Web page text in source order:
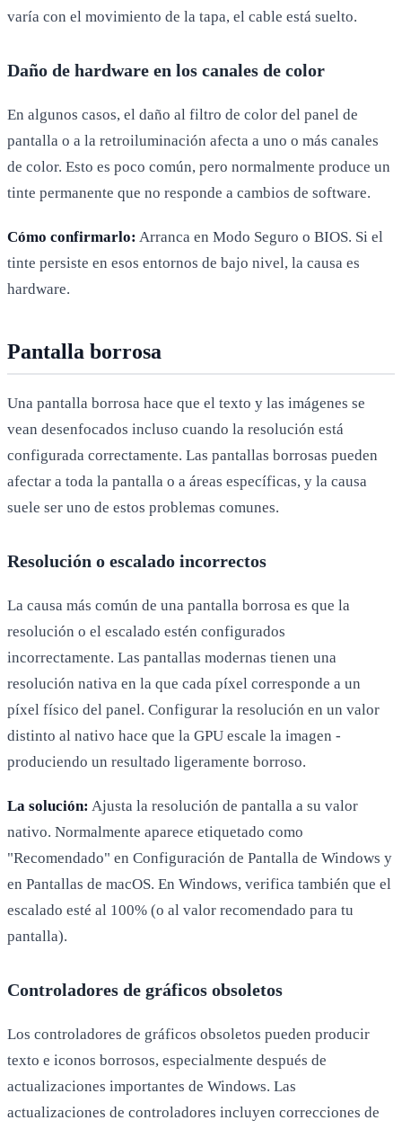
varía con el movimiento de la tapa, el cable está suelto.
Daño de hardware en los canales de color
En algunos casos, el daño al filtro de color del panel de
pantalla o a la retroiluminación afecta a uno o más canales
de color. Esto es poco común, pero normalmente produce un
tinte permanente que no responde a cambios de software.
Cómo confirmarlo: Arranca en Modo Seguro o BIOS. Si el
tinte persiste en esos entornos de bajo nivel, la causa es
hardware.
Pantalla borrosa
Una pantalla borrosa hace que el texto y las imágenes se
vean desenfocados incluso cuando la resolución está
configurada correctamente. Las pantallas borrosas pueden
afectar a toda la pantalla o a áreas específicas, y la causa
suele ser uno de estos problemas comunes.
Resolución o escalado incorrectos
La causa más común de una pantalla borrosa es que la
resolución o el escalado estén configurados
incorrectamente. Las pantallas modernas tienen una
resolución nativa en la que cada píxel corresponde a un
píxel físico del panel. Configurar la resolución en un valor
distinto al nativo hace que la GPU escale la imagen -
produciendo un resultado ligeramente borroso.
La solución: Ajusta la resolución de pantalla a su valor
nativo. Normalmente aparece etiquetado como
"Recomendado" en Configuración de Pantalla de Windows y
en Pantallas de macOS. En Windows, verifica también que el
escalado esté al 100% (o al valor recomendado para tu
pantalla).
Controladores de gráficos obsoletos
Los controladores de gráficos obsoletos pueden producir
texto e iconos borrosos, especialmente después de
actualizaciones importantes de Windows. Las
actualizaciones de controladores incluyen correcciones de